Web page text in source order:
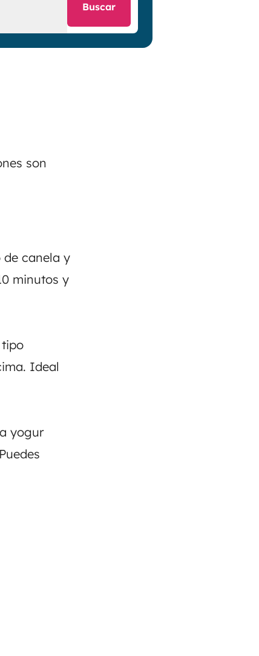
Buscar
son
de canela y
minutos y
Ideal
yogur